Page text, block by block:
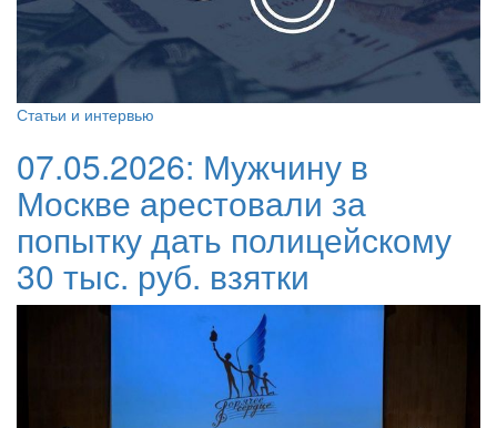
Статьи и интервью
07.05.2026: Мужчину в
Москве арестовали за
попытку дать полицейскому
30 тыс. руб. взятки